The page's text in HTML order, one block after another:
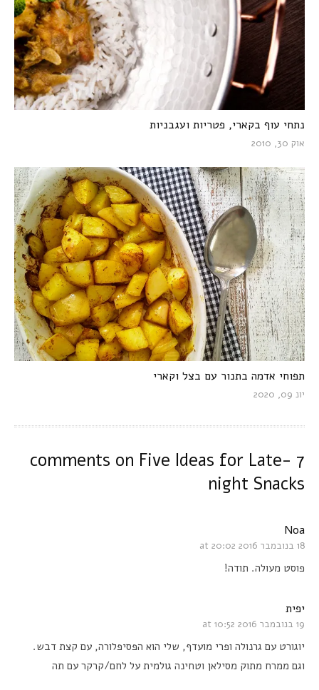
נתחי עוף בקארי, פטריות ועגבניות
אוק 30, 2010
תפוחי אדמה בתנור עם בצל וקארי
יונ 09, 2020
7 comments on
Five Ideas for Late-
night Snacks
Noa
18 בנובמבר 2016 at 20:02
פוסט מעולה. תודה!
יפית
19 בנובמבר 2016 at 10:52
יוגורט עם גרנולה ופרי מועדף, שלי הוא הפסיפלורה, עם קצת דבש.
וגם ממרח מתוק מסילאן וטחינה גולמית על לחם/קרקר עם תה